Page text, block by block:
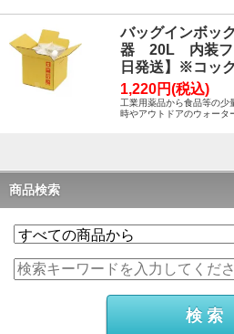
バッグインボッ
器 20L 内装フ
日発送】※コッ
1,220円(税込)
工業用薬品から食品等の少
時やアウトドアのウォータ
商品検索